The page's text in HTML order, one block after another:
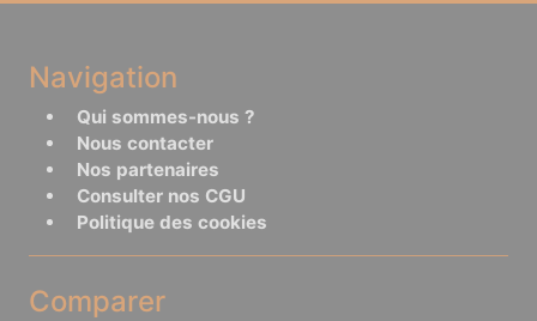
Navigation
Qui sommes-nous ?
Nous contacter
Nos partenaires
Consulter nos CGU
Politique des cookies
Comparer